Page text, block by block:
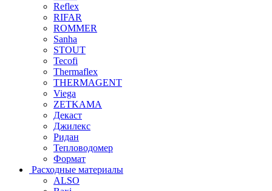
Reflex
RIFAR
ROMMER
Sanha
STOUT
Tecofi
Thermaflex
THERMAGENT
Viega
ZETKAMA
Декаст
Джилекс
Ридан
Тепловодомер
Формат
Расходные материалы
ALSO